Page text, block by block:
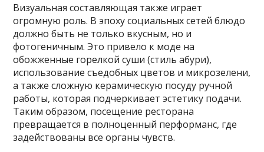
Визуальная составляющая также играет
огромную роль. В эпоху социальных сетей блюдо
должно быть не только вкусным, но и
фотогеничным. Это привело к моде на
обожженные горелкой суши (стиль абури),
использование съедобных цветов и микрозелени,
а также сложную керамическую посуду ручной
работы, которая подчеркивает эстетику подачи.
Таким образом, посещение ресторана
превращается в полноценный перформанс, где
задействованы все органы чувств.